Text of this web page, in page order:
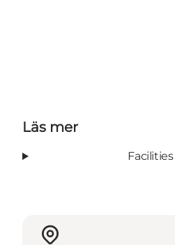
Läs mer
Facilities